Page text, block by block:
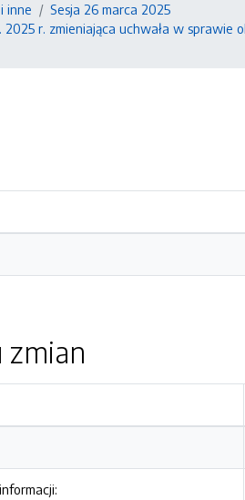
inne
Sesja 26 marca 2025
2025 r. zmieniająca uchwała w